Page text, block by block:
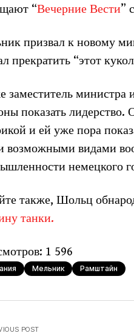
“Вечерние Вести”
призвал к новому
прекратить “этот
заместитель министра
показать лидерство.
и ей уже пора
возможными видами
немецкого
также, Шольц
танки.
1 596
Мельник Рамштайн
POST